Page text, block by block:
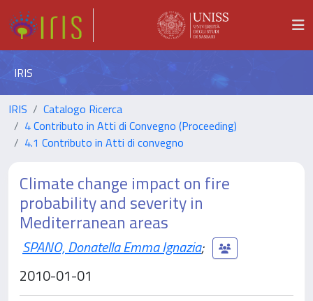
IRIS
IRIS
Catalogo Ricerca
4 Contributo in Atti di Convegno (Proceeding)
4.1 Contributo in Atti di convegno
Climate change impact on fire
probability and severity in
Mediterranean areas
SPANO, Donatella Emma Ignazia;
2010-01-01